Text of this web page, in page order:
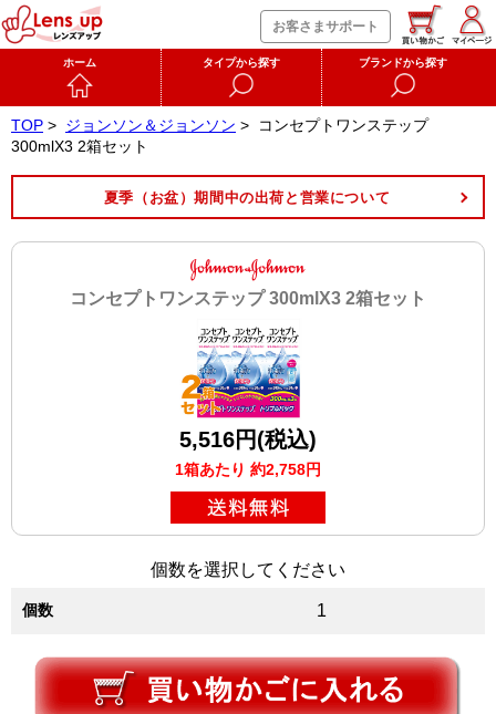
お客さまサポート
ホーム タイプから探す ブランドから探す
TOP > ジョンソン＆ジョンソン >
コンセプトワンステップ
300mlX3 2箱セット
夏季（お盆）期間中の出荷と営業について
コンセプトワンステップ 300mlX3 2箱セット
5,516円(税込)
1箱あたり 約2,758円
個数を選択してください
個数 1